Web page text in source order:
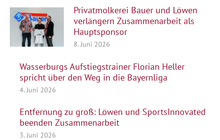
Privatmolkerei Bauer und Löwen
verlängern Zusammenarbeit als
Hauptsponsor
8. Juni 2026
Wasserburgs Aufstiegstrainer Florian Heller
spricht über den Weg in die Bayernliga
4. Juni 2026
Entfernung zu groß: Löwen und SportsInnovated
beenden Zusammenarbeit
3. Juni 2026